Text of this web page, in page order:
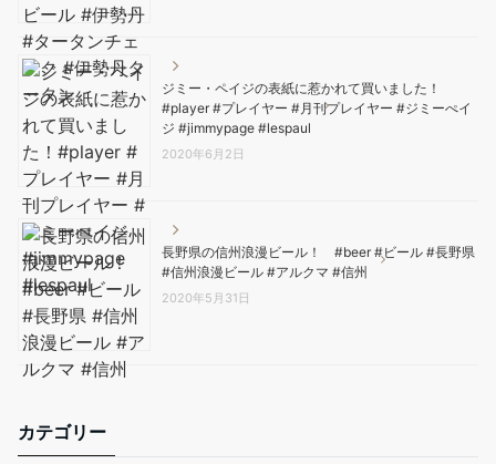
ジミー・ペイジの表紙に惹かれて買いました！
#player #プレイヤー #月刊プレイヤー #ジミーぺイ
ジ #jimmypage #lespaul
2020年6月2日
長野県の信州浪漫ビール！ #beer #ビール #長野県
#信州浪漫ビール #アルクマ #信州
2020年5月31日
カテゴリー